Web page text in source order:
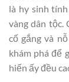
là hy sinh
vàng dân tộc.
cố gắng và
khám phá để
hiến ấy đều